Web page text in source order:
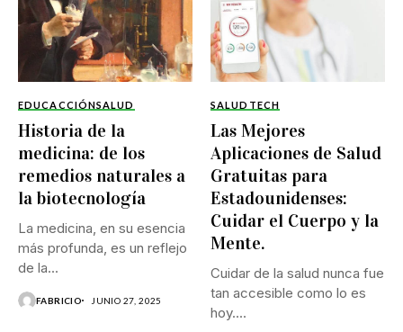
EDUCACCIÓNSALUD
Historia de la
medicina: de los
remedios naturales a
la biotecnología
La medicina, en su esencia
más profunda, es un reflejo
de la...
FABRICIO JUNIO 27, 2025
SALUD TECH
Las Mejores
Aplicaciones de Salud
Gratuitas para
Estadounidenses:
Cuidar el Cuerpo y la
Mente.
Cuidar de la salud nunca fue
tan accesible como lo es
hoy....